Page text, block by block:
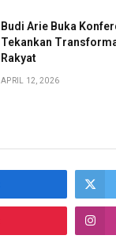
Budi Arie Buka
Tekankan
Rakyat
APRIL 12, 2026